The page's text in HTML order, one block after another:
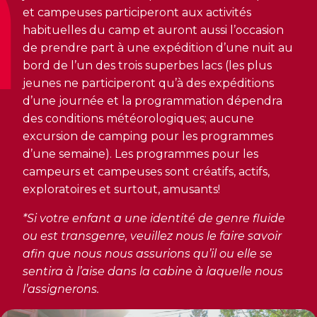
pour enfants
Inscriptions prioritaires : 17 août |
Inscriptions générales : 19 août
DEVENIR MEMBRE
Abonnement
Gym
Cours de groupe
Découvrir Kanawana
Installations
Notre équipe
Guide des parents
Expérience internationale
L'histoire de Kanawana
Ancien.ne.s de Kanawana
LES PROGRAMMES
Trouver un camp de vacances
Inscriptions prioritaires : 17 août |
Inscriptions générales : 19 août
INTERVENTION ET PRÉVENTION
Prévention des dépendances
PERSÉVÉRANCE SCOLAIRE
Passeport pour ma réussite
Soutien aux familles
Prévention du décrochage scolaire
CERTIFICATIONS PHYSIQUES
Entraînement privé
Entraînement de groupe
Entraînement pour aîné.e.s
Aquaforme
Formation continue
Voir tout
QUALIFICATIONS AQUATIQUES ET SECOURISME
Sauvetage
Secourisme et RCR
RÉINTÉGRATION COMMUNAUTAIRE
Réinsertion sociale
Travaux compensatoires
Aide à l'emploi
Travail alternatif journalier
Voir tout
TRAVAIL DE RUE ET DE MILIEU
Dans la rue
À YUL Montréal-Trudeau
et campeuses participeront aux activités
habituelles du camp et auront aussi l’occasion
de prendre part à une expédition d’une nuit au
bord de l’un des trois superbes lacs (les plus
jeunes ne participeront qu’à des expéditions
d’une journée et la programmation dépendra
des conditions météorologiques; aucune
excursion de camping pour les programmes
d’une semaine). Les programmes pour les
campeurs et campeuses sont créatifs, actifs,
exploratoires et surtout, amusants!
*Si votre enfant a une identité de genre fluide
ou est transgenre, veuillez nous le faire savoir
afin que nous nous assurions qu’il ou elle se
sentira à l’aise dans la cabine à laquelle nous
l’assignerons.